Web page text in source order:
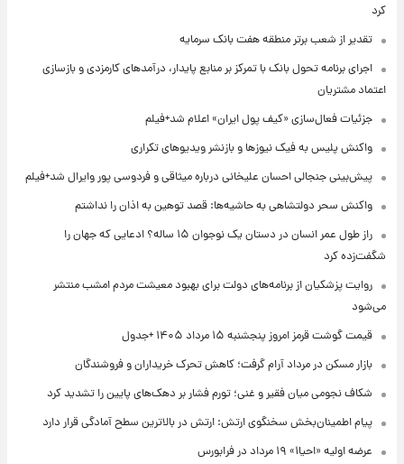
کرد
تقدیر از شعب برتر منطقه هفت بانک سرمایه
اجرای برنامه تحول بانک با تمرکز بر منابع پایدار، درآمدهای کارمزدی و بازسازی
اعتماد مشتریان
جزئیات فعال‌سازی «کیف پول ایران» اعلام شد+فیلم
واکنش پلیس به فیک نیوزها و بازنشر ویدیوهای تکراری
پیش‌بینی جنجالی احسان علیخانی درباره میثاقی و فردوسی پور وایرال شد+فیلم
واکنش سحر دولتشاهی به حاشیه‌ها: قصد توهین به اذان را نداشتم
راز طول عمر انسان در دستان یک نوجوان ۱۵ ساله؟ ادعایی که جهان را
شگفت‌زده کرد
روایت پزشکیان از برنامه‌های دولت برای بهبود معیشت مردم امشب منتشر
می‌شود
قیمت گوشت قرمز امروز پنجشنبه ۱۵ مرداد ۱۴۰۵ +جدول
بازار مسکن در مرداد آرام گرفت؛ کاهش تحرک خریداران و فروشندگان
شکاف نجومی میان فقیر و غنی؛ تورم فشار بر دهک‌های پایین را تشدید کرد
پیام اطمینان‌بخش سخنگوی ارتش: ارتش در بالاترین سطح آمادگی قرار دارد
عرضه اولیه «احیا۱» ۱۹ مرداد در فرابورس